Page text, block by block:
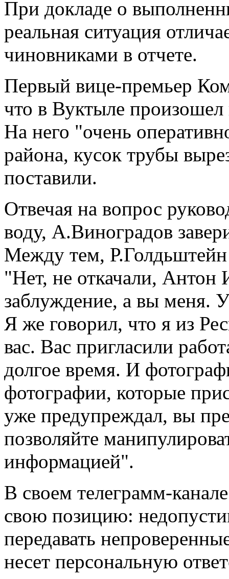
При докладе о
реальная ситуация
чиновниками в отчете.
Первый вице-премьер
что в Вуктыле
На него "очень
района, кусок трубы
поставили.
Отвечая на вопрос
воду, А.Виноградов
Между тем, Р.Голдьштейн
"Нет, не откачали, Антон
заблуждение, а вы меня.
Я же говорил, что я из
вас. Вас пригласили
долгое время. И
фотографии, которые
уже предупреждал, вы
позволяйте
информацией".
В своем телеграмм-
свою позицию:
передавать
несет персональную